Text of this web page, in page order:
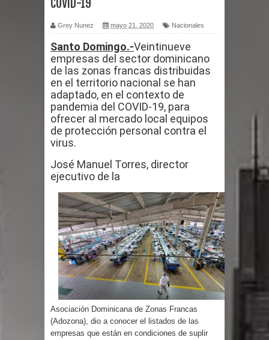
por un delicado problema cardíaco
Abel Martínez llama a los
dominicanos a unirse para sacar al
PRM del Gobierno
Tres detenidos tras detectarse una
Ayuntamiento de Santiago
PRM votará “por aclamación” a sus
nuevas autoridades
El expresidente peruano Ollanta
Humala queda en libertad tras la
anulación de condena de 15 años por
lavado
COVID-19
Grey Nunez mayo 21, 2020 Nacionales
Santo Domingo.-Veintinueve
empresas del sector dominicano
de las zonas francas distribuidas
en el territorio nacional se han
adaptado, en el contexto de
pandemia del COVID-19, para
ofrecer al mercado local equipos
de protección personal contra el
virus.
José Manuel Torres, director
ejecutivo de la
Asociación Dominicana de Zonas Francas
(Adozona), dio a conocer el listados de las
empresas que están en condiciones de suplir